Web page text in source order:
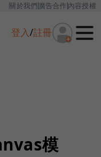
關於我們廣告合作內容授權
登入/註冊
模